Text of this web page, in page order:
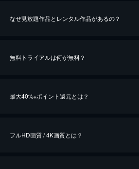
なぜ見放題作品とレンタル作品があるの？
無料トライアルは何が無料？
最大40%※ポイント還元とは？
フルHD画質 / 4K画質とは？